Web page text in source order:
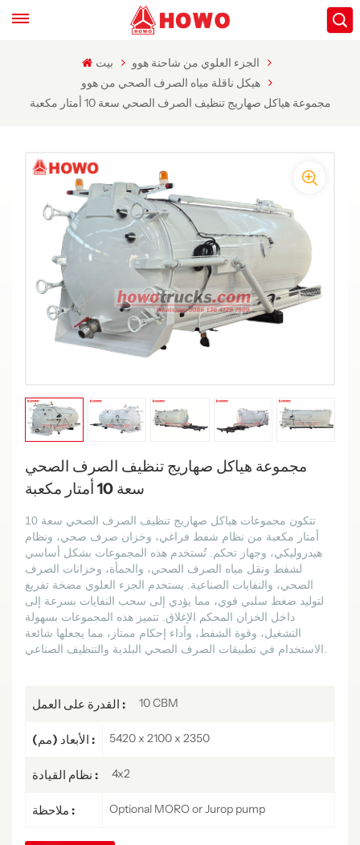
بيت
الجزء العلوي من شاحنة هوو
هيكل ناقلة مياه الصرف الصحي من هوو
مجموعة هياكل صهاريج تنظيف الصرف الصحي سعة 10 أمتار مكعبة
مجموعة هياكل صهاريج تنظيف الصرف الصحي
سعة 10 أمتار مكعبة
تتكون مجموعات هياكل صهاريج تنظيف الصرف الصحي سعة 10
أمتار مكعبة من نظام شفط فراغي، وخزان صرف صحي، ونظام
هيدروليكي، وجهاز تحكم. تُستخدم هذه المجموعات بشكل أساسي
لشفط ونقل مياه الصرف الصحي، والحمأة، وخزانات الصرف
الصحي، والنفايات الصناعية. يستخدم الجزء العلوي مضخة تفريغ
لتوليد ضغط سلبي قوي، مما يؤدي إلى سحب النفايات بسرعة إلى
داخل الخزان المحكم الإغلاق. تتميز هذه المجموعات بسهولة
التشغيل، وقوة الشفط، وأداء إحكام ممتاز، مما يجعلها شائعة
القدرة على العمل : 10 CBM
الأبعاد (مم) : 5420 x 2100 x 2350
نظام القيادة : 4x2
ملاحظة : Optional MORO or Jurop pump